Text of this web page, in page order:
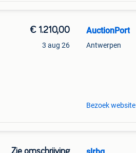
€ 1.210,00
3 aug 26
AuctionPort
Antwerpen
Bezoek website